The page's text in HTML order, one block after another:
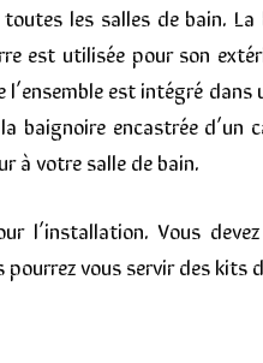
les salles de bain.
est utilisée pour son
est intégré
baignoire encastrée d’un
à votre salle de bain.
l’installation. Vous
vous servir des kits